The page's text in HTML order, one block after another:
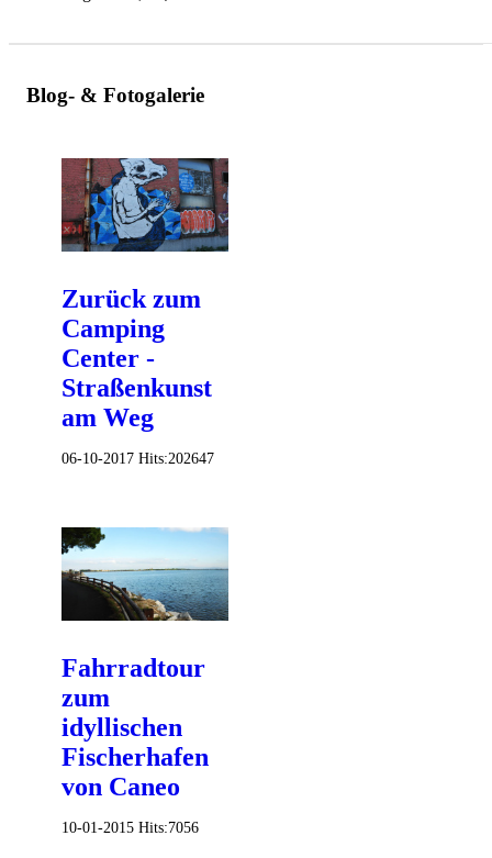
Blog- & Fotogalerie
Zurück zum
Camping
Center -
Straßenkunst
am Weg
06-10-2017 Hits:202647
Fahrradtour
zum
idyllischen
Fischerhafen
von Caneo
10-01-2015 Hits:7056